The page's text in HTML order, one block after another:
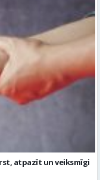
atpazīt un veiksmīgi